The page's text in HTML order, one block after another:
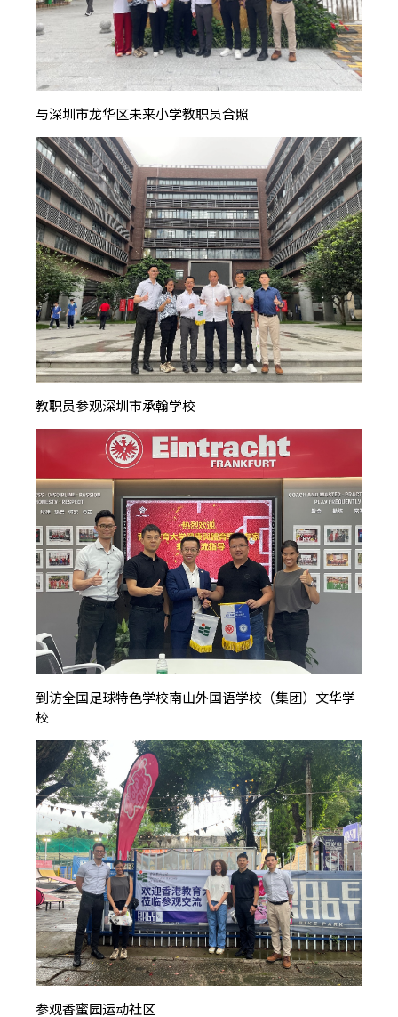
与深圳市龙华区未来小学教职员合照
教职员参观深圳市承翰学校
到访全国足球特色学校南山外国语学校（集团）文华学
校
参观香蜜园运动社区